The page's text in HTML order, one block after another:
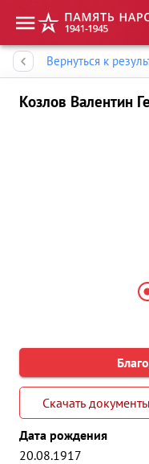
Вернуться к
Козлов Валентин
Скачать документы
Дата рождения
20.08.1917
Память народа